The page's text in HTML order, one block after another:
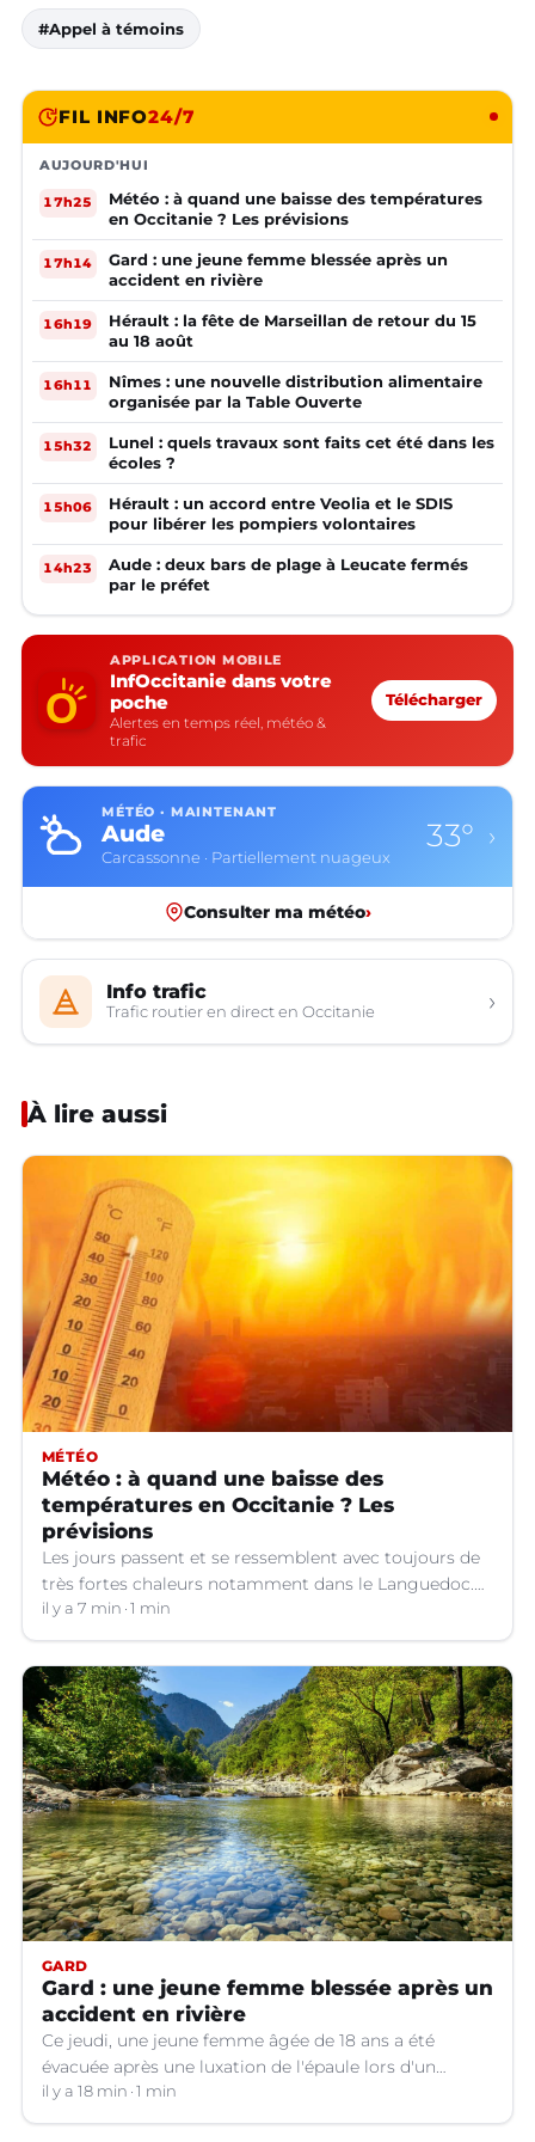
#Appel à témoins
FIL INFO24/7
AUJOURD'HUI
17h25
Météo : à quand une baisse des températures
en Occitanie ? Les prévisions
17h14
Gard : une jeune femme blessée après un
accident en rivière
16h19
Hérault : la fête de Marseillan de retour du 15
au 18 août
16h11
Nîmes : une nouvelle distribution alimentaire
organisée par la Table Ouverte
15h32
Lunel : quels travaux sont faits cet été dans les
écoles ?
15h06
Hérault : un accord entre Veolia et le SDIS
pour libérer les pompiers volontaires
14h23
Aude : deux bars de plage à Leucate fermés
par le préfet
APPLICATION MOBILE
InfOccitanie dans votre
poche
Alertes en temps réel, météo &
trafic
Télécharger
MÉTÉO · MAINTENANT
Aude
Carcassonne · Partiellement nuageux
33° ›
Consulter ma météo›
Info trafic
Trafic routier en direct en Occitanie ›
À lire aussi
MÉTÉO
Météo : à quand une baisse des
températures en Occitanie ? Les
prévisions
Les jours passent et se ressemblent avec toujours de
très fortes chaleurs notamment dans le Languedoc.
Jusqu’à quand ?
il y a 7 min 1 min
GARD
Gard : une jeune femme blessée après un
accident en rivière
Ce jeudi, une jeune femme âgée de 18 ans a été
évacuée après une luxation de l'épaule lors d'un
plongeon dans une rivière à Saint-André-de-
Valborgne (Gard).
il y a 18 min 1 min